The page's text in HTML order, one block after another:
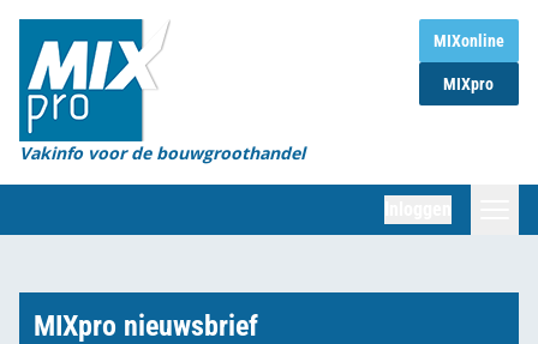
MIXonline
MIXpro
Vakinfo voor de bouwgroothandel
Home
Magazines
Organisaties
Marktcijfers
MIXpro nieuwsbrief